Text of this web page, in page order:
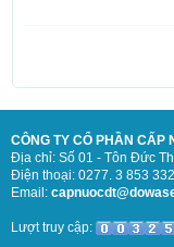
CÔNG TY CỔ PHẦN CẤP
Địa chỉ: Số 01 - Tôn Đức
Điện thoại: 0277. 3 853
Email:
Lượt truy cập: